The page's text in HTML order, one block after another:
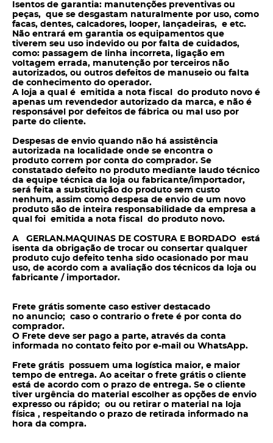
Isentos de garantia: manutenções preventivas ou
peças, que se desgastam naturalmente por uso, como
facas, dentes, calcadores, looper, lançadeiras, e etc.
Não entrará em garantia os equipamentos que
tiverem seu uso indevido ou por falta de cuidados,
como: passagem de linha incorreta, ligação em
voltagem errada, manutenção por terceiros não
autorizados, ou outros defeitos de manuseio ou falta
de conhecimento do operador.
A loja a qual é emitida a nota fiscal do produto novo é
apenas um revendedor autorizado da marca, e não é
responsável por defeitos de fábrica ou mal uso por
parte do cliente.
Despesas de envio quando não há assistência
autorizada na localidade onde se encontra o
produto correm por conta do comprador. Se
constatado defeito no produto mediante laudo técnico
da equipe técnica da loja ou fabricante/importador,
será feita a substituição do produto sem custo
nenhum, assim como despesa de envio de um novo
produto são de inteira responsabilidade da empresa a
qual foi emitida a nota fiscal do produto novo.
A GERLAN.MAQUINAS DE COSTURA E BORDADO está
isenta da obrigação de trocar ou consertar qualquer
produto cujo defeito tenha sido ocasionado por mau
uso, de acordo com a avaliação dos técnicos da loja ou
fabricante / importador.
Frete grátis somente caso estiver destacado
no anuncio; caso o contrario o frete é por conta do
comprador.
O Frete deve ser pago a parte, através da conta
informada no contato feito por e-mail ou WhatsApp.
Frete grátis possuem uma logística maior, e maior
tempo de entrega. Ao aceitar o frete grátis o cliente
está de acordo com o prazo de entrega. Se o cliente
tiver urgência do material escolher as opções de envio
expresso ou rápido; ou ou retirar o material na loja
física , respeitando o prazo de retirada informado na
hora da compra.